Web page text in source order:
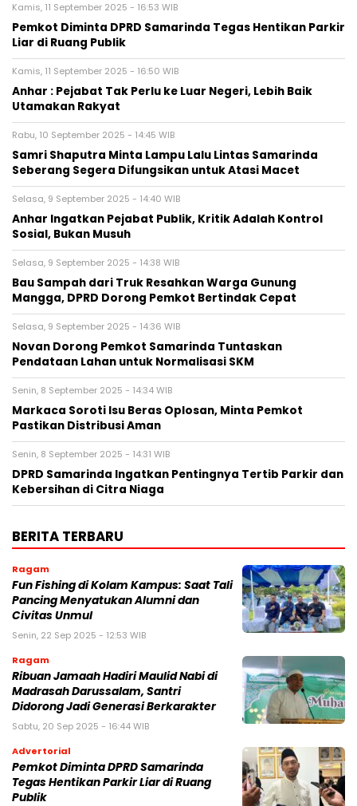
Kamis, 11 September 2025 - 16:53 WIB
Pemkot Diminta DPRD Samarinda Tegas Hentikan Parkir
Liar di Ruang Publik
Kamis, 11 September 2025 - 16:50 WIB
Anhar : Pejabat Tak Perlu ke Luar Negeri, Lebih Baik
Utamakan Rakyat
Rabu, 10 September 2025 - 14:45 WIB
Samri Shaputra Minta Lampu Lalu Lintas Samarinda
Seberang Segera Difungsikan untuk Atasi Macet
Selasa, 9 September 2025 - 14:40 WIB
Anhar Ingatkan Pejabat Publik, Kritik Adalah Kontrol
Sosial, Bukan Musuh
Selasa, 9 September 2025 - 14:38 WIB
Bau Sampah dari Truk Resahkan Warga Gunung
Mangga, DPRD Dorong Pemkot Bertindak Cepat
Selasa, 9 September 2025 - 14:36 WIB
Novan Dorong Pemkot Samarinda Tuntaskan
Pendataan Lahan untuk Normalisasi SKM
Senin, 8 September 2025 - 14:34 WIB
Markaca Soroti Isu Beras Oplosan, Minta Pemkot
Pastikan Distribusi Aman
Senin, 8 September 2025 - 14:31 WIB
DPRD Samarinda Ingatkan Pentingnya Tertib Parkir dan
Kebersihan di Citra Niaga
BERITA TERBARU
Ragam
Fun Fishing di Kolam Kampus: Saat Tali
Pancing Menyatukan Alumni dan
Civitas Unmul
Senin, 22 Sep 2025 - 12:53 WIB
Ragam
Ribuan Jamaah Hadiri Maulid Nabi di
Madrasah Darussalam, Santri
Didorong Jadi Generasi Berkarakter
Sabtu, 20 Sep 2025 - 16:44 WIB
Advertorial
Pemkot Diminta DPRD Samarinda
Tegas Hentikan Parkir Liar di Ruang
Publik